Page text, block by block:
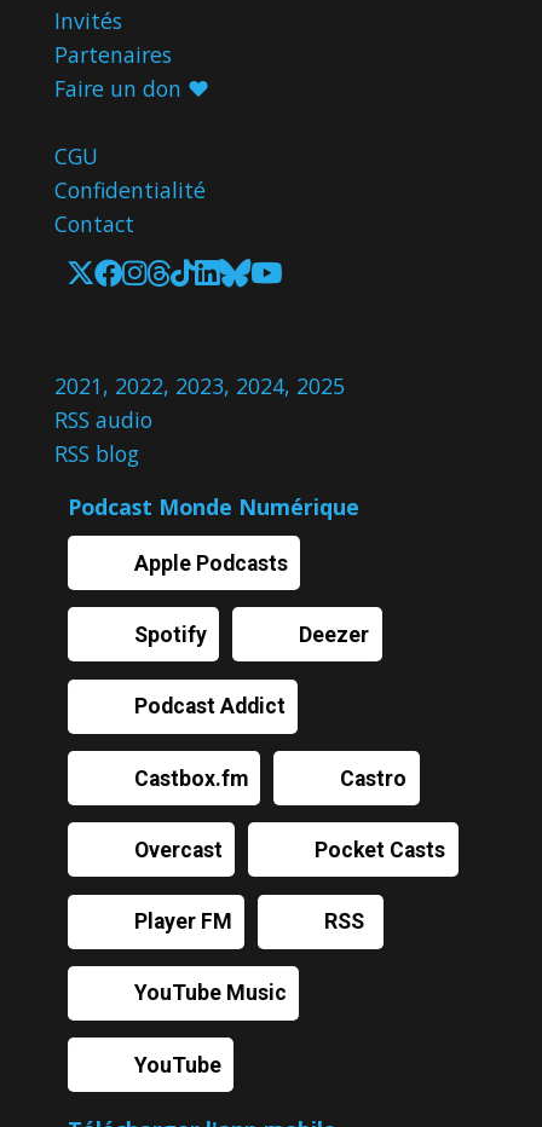
Invités
Partenaires
Faire un don ♥️
CGU
Confidentialité
Contact
2021, 2022, 2023, 2024, 2025
RSS audio
RSS blog
Podcast Monde Numérique
Apple Podcasts
Spotify Deezer
Podcast Addict
Castbox.fm Castro
Overcast Pocket Casts
Player FM RSS
YouTube Music
YouTube